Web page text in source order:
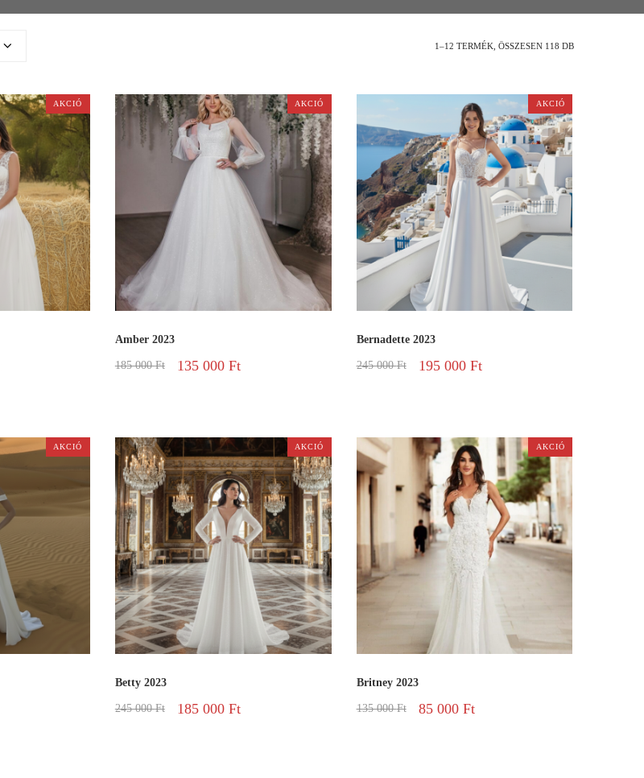
1–12 TERMÉK, ÖSSZESEN 118 DB
AKCIÓ AKCIÓ
Amber 2023
185 000Ft 135 000 Ft
AKCIÓ
Bernadette 2023
245 000Ft 195 000 Ft
AKCIÓ AKCIÓ
Betty 2023
245 000Ft 185 000 Ft
AKCIÓ
Britney 2023
135 000Ft 85 000 Ft